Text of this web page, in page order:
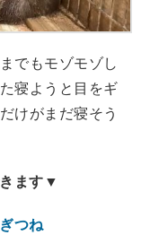
でもモゾモゾし
寝ようと目をギ
けがまだ寝そう
ます▼
つね